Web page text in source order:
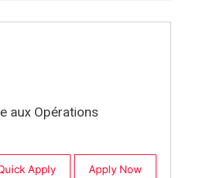
aux Opérations
Apply Apply Now